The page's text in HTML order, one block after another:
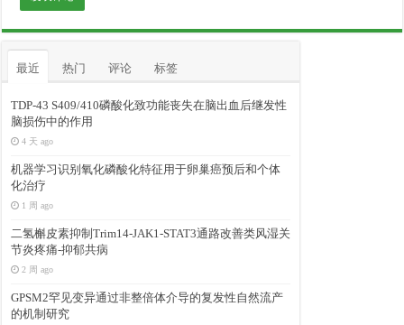
最近 热门 评论 标签
TDP-43 S409/410磷酸化致功能丧失在脑出血后继发性
脑损伤中的作用
4 天 ago
机器学习识别氧化磷酸化特征用于卵巢癌预后和个体
化治疗
1 周 ago
二氢槲皮素抑制Trim14-JAK1-STAT3通路改善类风湿关
节炎疼痛-抑郁共病
2 周 ago
GPSM2罕见变异通过非整倍体介导的复发性自然流产
的机制研究